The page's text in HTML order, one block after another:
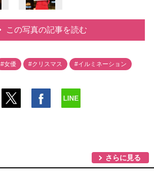
この写真の記事を読む
#女優 #クリスマス #イルミネーション
さらに見る